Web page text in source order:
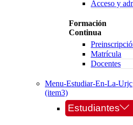
Acceso y
Formación
Continua
Matrícula
Docentes
Menu-Estudiar-En-La-Urjc
(item3)
Estudiantes